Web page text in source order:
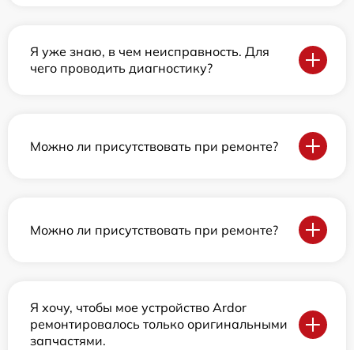
Я уже знаю, в чем неисправность. Для
чего проводить диагностику?
Можно ли присутствовать при ремонте?
Можно ли присутствовать при ремонте?
Я хочу, чтобы мое устройство Ardor
ремонтировалось только оригинальными
запчастями.